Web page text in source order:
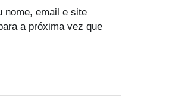
nome, email e site
a próxima vez que